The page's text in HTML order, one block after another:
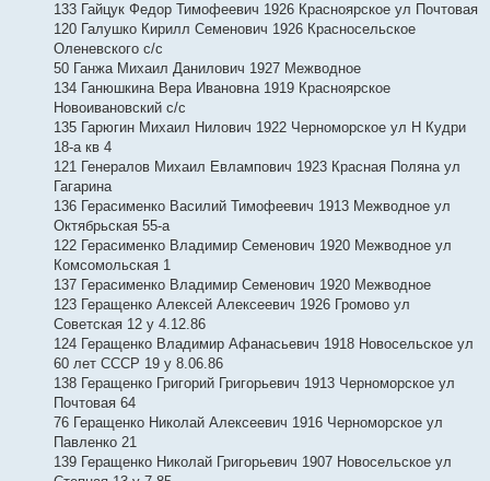
133 Гайцук Федор Тимофеевич 1926 Красноярское ул Почтовая
120 Галушко Кирилл Семенович 1926 Красносельское
Оленевского с/с
50 Ганжа Михаил Данилович 1927 Межводное
134 Ганюшкина Вера Ивановна 1919 Красноярское
Новоивановский с/с
135 Гарюгин Михаил Нилович 1922 Черноморское ул Н Кудри
18-а кв 4
121 Генералов Михаил Евлампович 1923 Красная Поляна ул
Гагарина
136 Герасименко Василий Тимофеевич 1913 Межводное ул
Октябрьская 55-а
122 Герасименко Владимир Семенович 1920 Межводное ул
Комсомольская 1
137 Герасименко Владимир Семенович 1920 Межводное
123 Геращенко Алексей Алексеевич 1926 Громово ул
Советская 12 у 4.12.86
124 Геращенко Владимир Афанасьевич 1918 Новосельское ул
60 лет СССР 19 у 8.06.86
138 Геращенко Григорий Григорьевич 1913 Черноморское ул
Почтовая 64
76 Геращенко Николай Алексеевич 1916 Черноморское ул
Павленко 21
139 Геращенко Николай Григорьевич 1907 Новосельское ул